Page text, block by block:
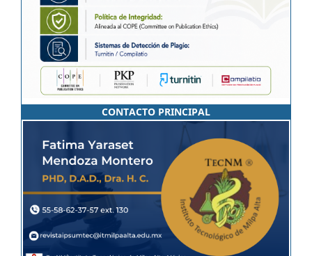
CONTACTO PRINCIPAL